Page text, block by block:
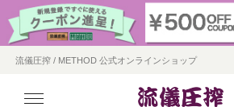
流儀圧搾 / METHOD 公式オンラインショップ